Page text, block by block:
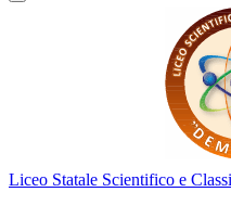
Liceo Statale Scientifico e